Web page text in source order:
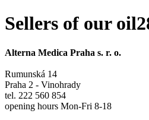
Sellers of our oil
Alterna Medica
Praha 2 -
tel. 222
opening hours Mon-Fri 8-18